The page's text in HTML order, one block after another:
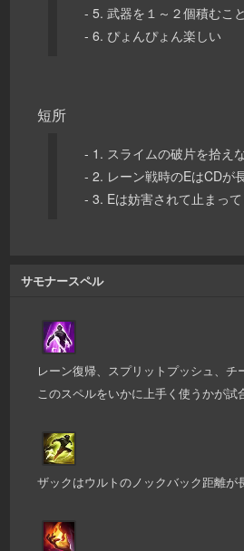
- 5. 武器を１～２個積むこ
- 6. ぴょんぴょん楽しい
短所
- 1. スライムの破片を拾え
- 2. レーン戦時のEはCDが
- 3. Eは妨害されて止まっ
サモナースペル
レーン復帰、スプリットプッシュ、
このスペルをいかに上手く使うかが試
ザックはウルトのノックバック距離